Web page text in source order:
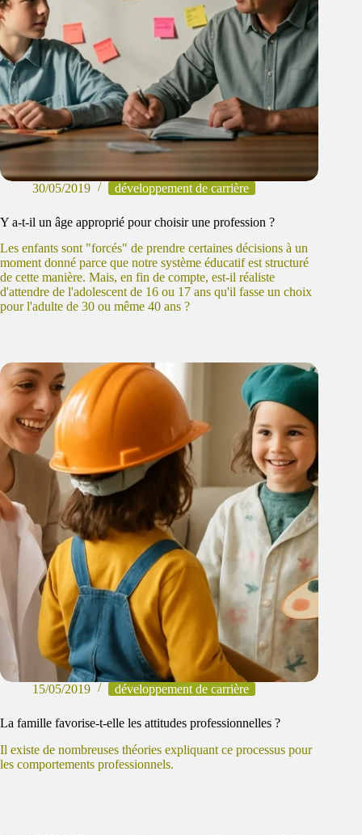
30/05/2019 développement de carrière
Y a-t-il un âge approprié pour choisir une profession ?
Les enfants sont "forcés" de prendre certaines décisions à un
moment donné parce que notre système éducatif est structuré
de cette manière. Mais, en fin de compte, est-il réaliste
d'attendre de l'adolescent de 16 ou 17 ans qu'il fasse un choix
pour l'adulte de 30 ou même 40 ans ?
15/05/2019 développement de carrière
La famille favorise-t-elle les attitudes professionnelles ?
Il existe de nombreuses théories expliquant ce processus pour
les comportements professionnels.